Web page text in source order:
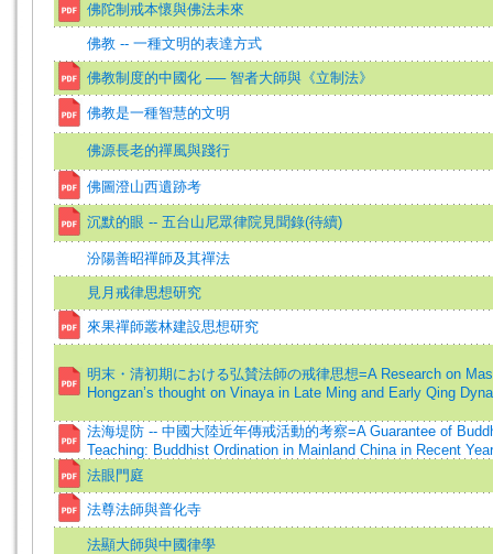
佛陀制戒本懷與佛法未來
佛教 -- 一種文明的表達方式
佛教制度的中國化 ── 智者大師與《立制法》
佛教是一種智慧的文明
佛源長老的禪風與踐行
佛圖澄山西遺跡考
沉默的眼 -- 五台山尼眾律院見聞錄(待續)
汾陽善昭禪師及其禪法
見月戒律思想研究
來果禪師叢林建設思想研究
明末・清初期における弘賛法師の戒律思想=A Research on
Hongzan’s thought on Vinaya in Late Ming and Early Qing
法海堤防 -- 中國大陸近年傳戒活動的考察=A Guarantee of
Teaching: Buddhist Ordination in Mainland China in Recent
法眼門庭
法尊法師與普化寺
法顯大師與中國律學